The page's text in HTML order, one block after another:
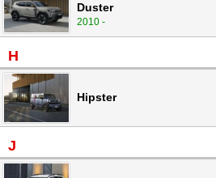
Duster
2010 -
H
Hipster
J